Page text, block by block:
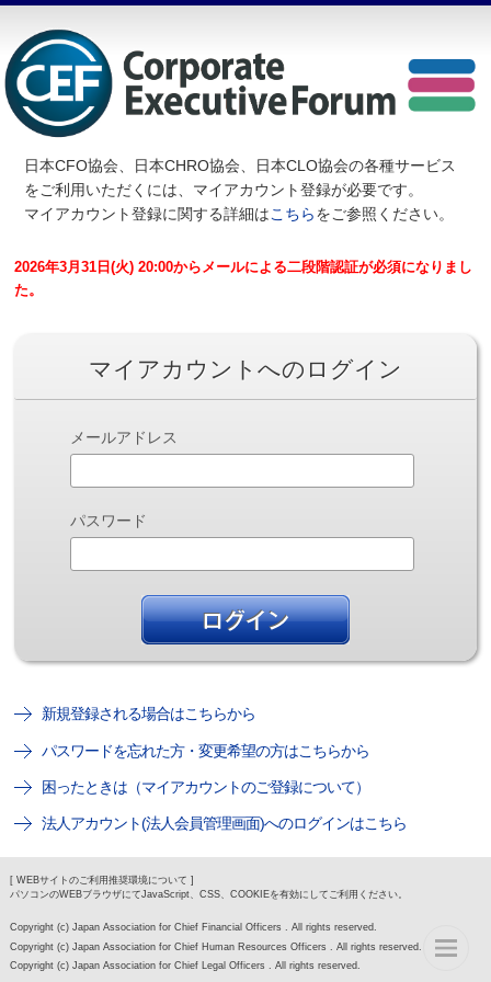
日本CFO協会、日本CHRO協会、日本CLO協会の各種サービス
をご利用いただくには、マイアカウント登録が必要です。
マイアカウント登録に関する詳細はこちらをご参照ください。
2026年3月31日(火) 20:00からメールによる二段階認証が必須になりまし
た。
マイアカウントへのログイン
メールアドレス
パスワード
新規登録される場合はこちらから
パスワードを忘れた方・変更希望の方はこちらから
困ったときは（マイアカウントのご登録について）
法人アカウント(法人会員管理画面)へのログインはこちら
[ WEBサイトのご利用推奨環境について ]
パソコンのWEBブラウザにてJavaScript、CSS、COOKIEを有効にしてご利用ください。
Copyright (c) Japan Association for Chief Financial Officers . All rights reserved.
Copyright (c) Japan Association for Chief Human Resources Officers . All rights reserved.
Copyright (c) Japan Association for Chief Legal Officers . All rights reserved.